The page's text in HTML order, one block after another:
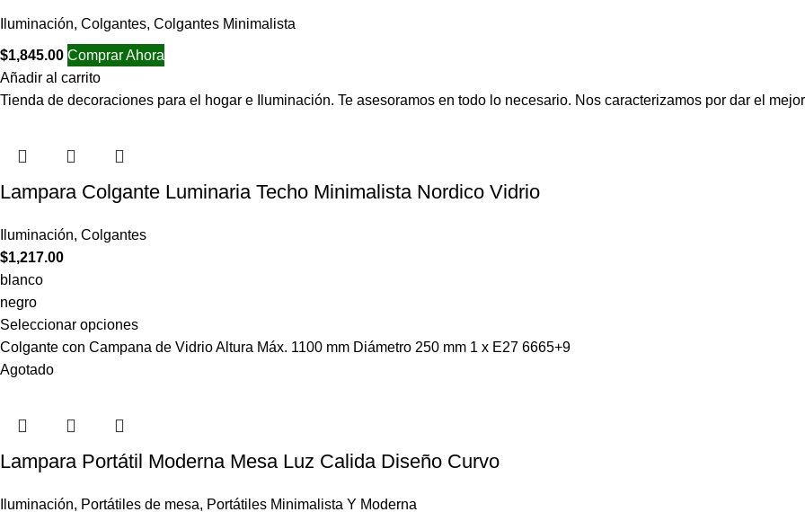
Iluminación, Colgantes, Colgantes Minimalista
$1,845.00 Comprar Ahora
Añadir al carrito
Tienda de decoraciones para el hogar e Iluminación. Te asesoramos en todo lo necesario. Nos caracterizamos por dar el mejor
Lampara Colgante Luminaria Techo Minimalista Nordico Vidrio
Iluminación, Colgantes
$1,217.00
blanco
negro
Seleccionar opciones
Colgante con Campana de Vidrio Altura Máx. 1100 mm Diámetro 250 mm 1 x E27 6665+9
Agotado
Lampara Portátil Moderna Mesa Luz Calida Diseño Curvo
Iluminación, Portátiles de mesa, Portátiles Minimalista Y Moderna